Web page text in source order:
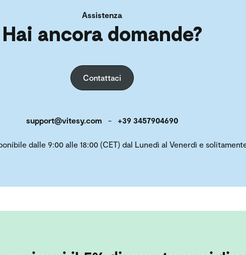
Assistenza
Hai ancora domande?
Contattaci
support@vitesy.com - +39 3457904690
dalle 9:00 alle 18:00 (CET) dal Lunedì al Venerdì e